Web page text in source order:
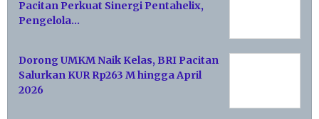
Pacitan Perkuat Sinergi Pentahelix,
Pengelola…
Dorong UMKM Naik Kelas, BRI Pacitan
Salurkan KUR Rp263 M hingga April
2026